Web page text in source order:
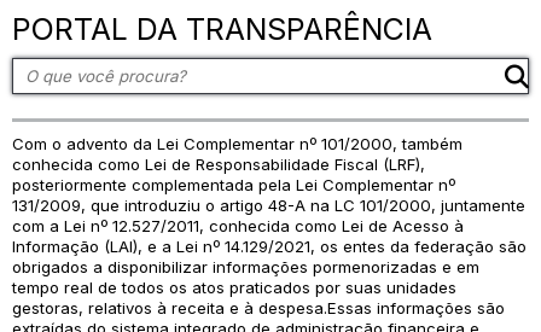
PORTAL DA TRANSPARÊNCIA
Com o advento da Lei Complementar nº 101/2000, também
conhecida como Lei de Responsabilidade Fiscal (LRF),
posteriormente complementada pela Lei Complementar nº
131/2009, que introduziu o artigo 48-A na LC 101/2000, juntamente
com a Lei nº 12.527/2011, conhecida como Lei de Acesso à
Informação (LAI), e a Lei nº 14.129/2021, os entes da federação são
obrigados a disponibilizar informações pormenorizadas e em
tempo real de todos os atos praticados por suas unidades
gestoras, relativos à receita e à despesa.Essas informações são